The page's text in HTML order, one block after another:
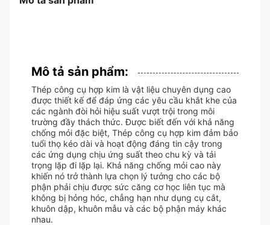
Mô tả sản phẩm:
Thép công cụ hợp kim là vật liệu chuyên dụng cao
được thiết kế để đáp ứng các yêu cầu khắt khe của
các ngành đòi hỏi hiệu suất vượt trội trong môi
trường đầy thách thức. Được biết đến với khả năng
chống mỏi đặc biệt, Thép công cụ hợp kim đảm bảo
tuổi thọ kéo dài và hoạt động đáng tin cậy trong
các ứng dụng chịu ứng suất theo chu kỳ và tải
trọng lặp đi lặp lại. Khả năng chống mỏi cao này
khiến nó trở thành lựa chọn lý tưởng cho các bộ
phận phải chịu được sức căng cơ học liên tục mà
không bị hỏng hóc, chẳng hạn như dụng cụ cắt,
khuôn dập, khuôn mẫu và các bộ phận máy khác
nhau.